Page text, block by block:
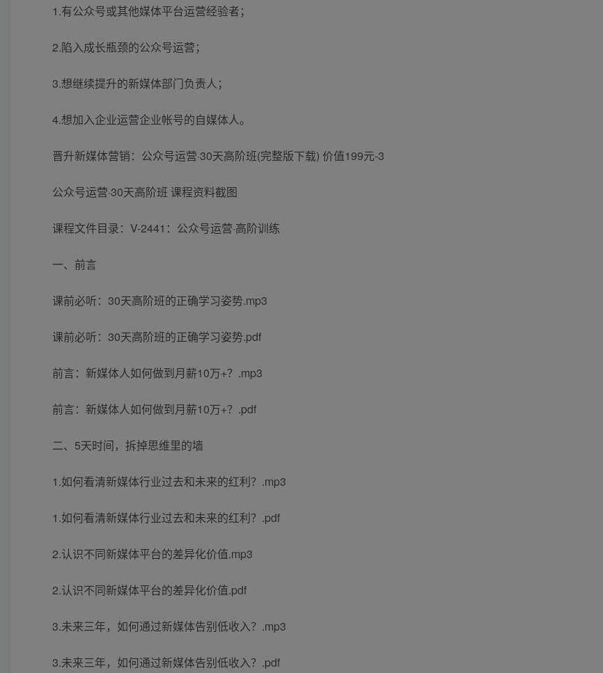
1.有公众号或其他媒体平台运营经验者；
2.陷入成长瓶颈的公众号运营；
3.想继续提升的新媒体部门负责人；
4.想加入企业运营企业帐号的自媒体人。
晋升新媒体营销：公众号运营·30天高阶班(完整版下载) 价值199元-3
公众号运营·30天高阶班 课程资料截图
课程文件目录：V-2441：公众号运营·高阶训练
一、前言
课前必听：30天高阶班的正确学习姿势.mp3
课前必听：30天高阶班的正确学习姿势.pdf
前言：新媒体人如何做到月薪10万+？.mp3
前言：新媒体人如何做到月薪10万+？.pdf
二、5天时间，拆掉思维里的墙
1.如何看清新媒体行业过去和未来的红利？.mp3
1.如何看清新媒体行业过去和未来的红利？.pdf
2.认识不同新媒体平台的差异化价值.mp3
2.认识不同新媒体平台的差异化价值.pdf
3.未来三年，如何通过新媒体告别低收入？.mp3
3.未来三年，如何通过新媒体告别低收入？.pdf